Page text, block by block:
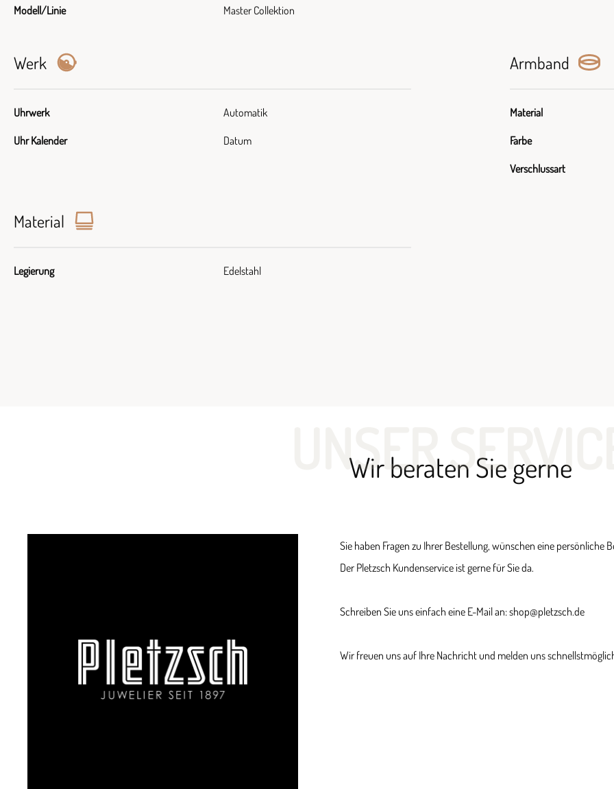
Modell/Linie Master Collektion
Werk
Uhrwerk Automatik
Uhr Kalender Datum
Armband
Material
Farbe
Verschlussart
Material
Legierung Edelstahl
UNSER
Wir beraten Sie gerne
Sie haben Fragen zu Ihrer Bestellung, wünschen eine persönliche
Der Pletzsch Kundenservice ist gerne für Sie da.
Schreiben Sie uns einfach eine E-Mail an: shop@pletzsch.de
Wir freuen uns auf Ihre Nachricht und melden uns